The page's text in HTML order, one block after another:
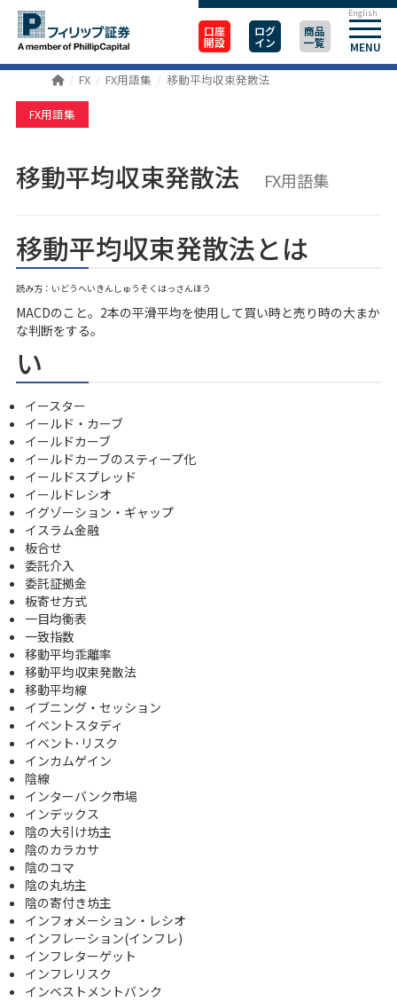
口座
開設
ログ
イン
商品
一覧 MENU
English
FX FX用語集 移動平均収束発散法
FX用語集
移動平均収束発散法 FX用語集
移動平均収束発散法とは
読み方：いどうへいきんしゅうそくはっさんほう
MACDのこと。2本の平滑平均を使用して買い時と売り時の大まか
な判断をする。
い
イースター
イールド・カーブ
イールドカーブ
イールドカーブのスティープ化
イールドスプレッド
イールドレシオ
イグゾーション・ギャップ
イスラム金融
板合せ
委託介入
委託証拠金
板寄せ方式
一目均衡表
一致指数
移動平均乖離率
移動平均収束発散法
移動平均線
イブニング・セッション
イベントスタディ
イベント･リスク
インカムゲイン
陰線
インターバンク市場
インデックス
陰の大引け坊主
陰のカラカサ
陰のコマ
陰の丸坊主
陰の寄付き坊主
インフォメーション・レシオ
インフレーション(インフレ)
インフレターゲット
インフレリスク
インベストメントバンク